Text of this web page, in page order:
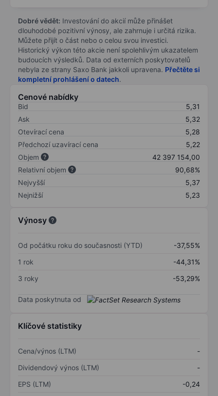
Dobré vědět: Investování do akcií může přinášet
dlouhodobé pozitivní výnosy, ale zahrnuje i určitá rizika.
Můžete přijít o část nebo o celou svou investici.
Historický výkon této akcie není spolehlivým ukazatelem
budoucích výsledků. Data od externích poskytovatelů
nebyla ze strany Saxo Bank jakkoli upravena. Přečtěte si
kompletní prohlášení o datech.
Cenové nabídky
Bid
5,31
Ask
5,32
Otevírací cena
5,28
Předchozí uzavírací cena
5,22
Objem
42 397 154,00
Relativní objem
90,68%
Nejvyšší
5,37
Nejnižší
5,23
Výnosy
Od počátku roku do současnosti (YTD)
-37,55%
1 rok
-44,31%
3 roky
-53,29%
Data poskytnuta od
Klíčové statistiky
Cena/výnos (LTM)
-
Dividendový výnos (LTM)
-
EPS (LTM)
-0,24